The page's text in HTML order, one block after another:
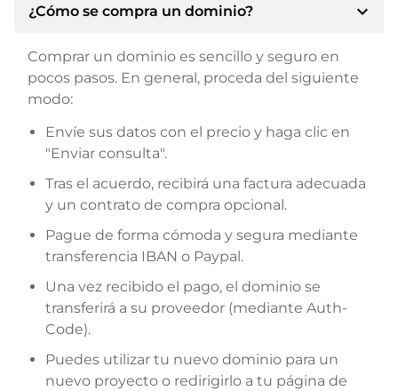
¿Cómo se compra un dominio? expand_more
Comprar un dominio es sencillo y seguro en
pocos pasos. En general, proceda del siguiente
modo:
Envíe sus datos con el precio y haga clic en
"Enviar consulta".
Tras el acuerdo, recibirá una factura adecuada
y un contrato de compra opcional.
Pague de forma cómoda y segura mediante
transferencia IBAN o Paypal.
Una vez recibido el pago, el dominio se
transferirá a su proveedor (mediante Auth-
Code).
Puedes utilizar tu nuevo dominio para un
nuevo proyecto o redirigirlo a tu página de